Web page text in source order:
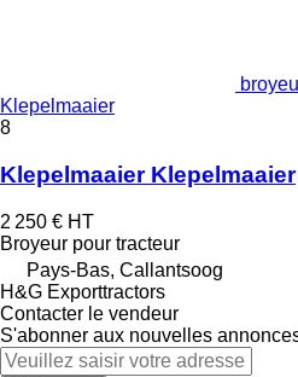
Klepelmaaier
8
Klepelmaaier Klepelmaaier
2 250 € HT
Broyeur pour tracteur
Pays-Bas, Callantsoog
H&G Exporttractors
Contacter le vendeur
S'abonner aux nouvelles